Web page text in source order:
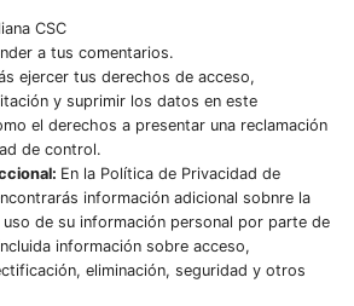
CSC
a tus comentarios.
ejercer tus derechos de acceso,
y suprimir los datos en este
el derechos a presentar una reclamación
de control.
En la Política de Privacidad de
información adicional sobnre la
de su información personal por parte de
información sobre acceso,
eliminación, seguridad y otros